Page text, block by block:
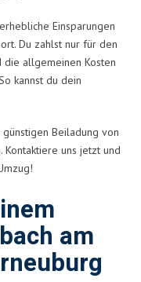
Einsparungen
Du zahlst nur für den
die allgemeinen Kosten
kannst du dein
Beiladung von
Kontaktiere uns jetzt und
am